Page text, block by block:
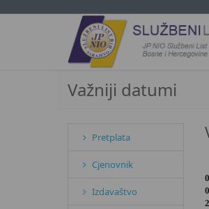
Važniji datumi
Pretplata
Cjenovnik
Izdavaštvo